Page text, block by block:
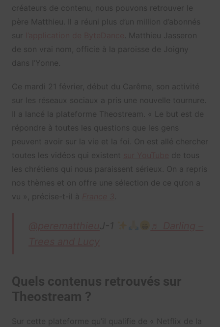
créateurs de contenu, nous pouvons retrouver le
père Matthieu. Il a réuni plus d’un million d’abonnés
sur
. Matthieu Jasseron
de son vrai nom, officie à la paroisse de Joigny
dans l’Yonne.
Ce mardi 21 février, début du Carême, son activité
sur les réseaux sociaux a pris une nouvelle tournure.
Il a lancé la plateforme Theostream. « Le but est de
répondre à toutes les questions que les gens
peuvent avoir sur la vie et la foi. On est allé chercher
toutes les vidéos qui existent
de tous
les chrétiens qui nous paraissent sérieux. On a repris
nos thèmes et on offre une sélection de ce qu’on a
vu », précise-t-il à
J-1
Quels contenus retrouvés sur
Theostream ?
Sur cette plateforme qu’il qualifie de « Netflix de la